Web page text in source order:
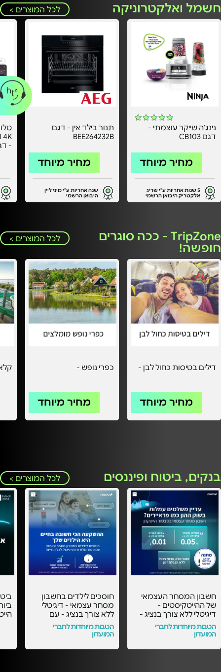
חשמל ואלקטרוניקה לכל המוצרים >
נינג’ה שייקר עוצמתי -
דגם CB103
מחיר מיוחד
5 שנות אחריות ע"י שריג
אלקטריק היבואן הרשמי
תנור בילד אין - דגם
BEE264232B
מחיר מיוחד
שנה אחריות ע"י מיני ליין
היבואן הרשמי
TripZone - ככה סוגרים
חופשה!
לכל המוצרים >
דילים בטיסות כחול לבן -
מחיר מיוחד
כפרי נופש -
מחיר מיוחד
בנקים, ביטוח ופיננסים לכל המוצרים >
חשבון המסחר העצמאי
של ההייטקיסטים -
דיגיטלי ללא צורך בנציג -
עם העמלות הכי
משתלמות בסבסוד
הייטקזון! -
הטבות מיוחדות לחברי
המועדון
חוסכים לילדים בחשבון
מסחר עצמאי - דיגיטלי
ללא צורך בנציג - עם
העמלות הכי משתלמות
בסבסוד הייטקזון! -
הטבות מיוחדות לחברי
המועדון